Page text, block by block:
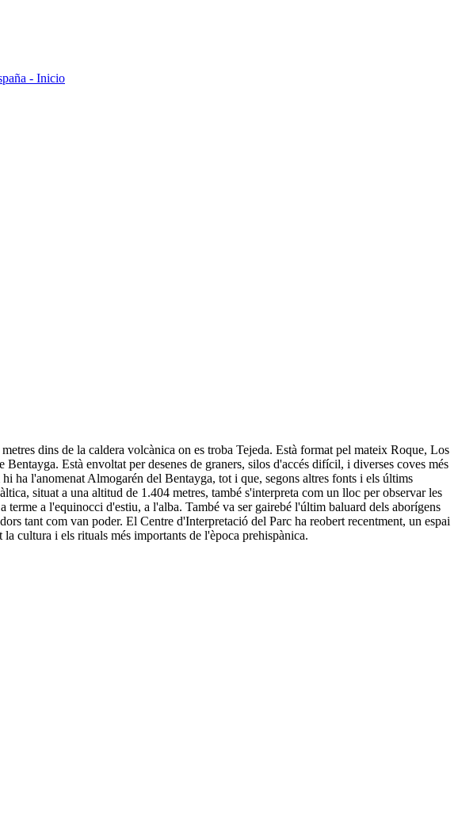
- Inicio
dins de la caldera volcànica on es troba Tejeda. Està format pel mateix Roque, Los
Està envoltat per desenes de graners, silos d'accés difícil, i diverses coves més
ha l'anomenat Almogarén del Bentayga, tot i que, segons altres fonts i els últims
situat a una altitud de 1.404 metres, també s'interpreta com un lloc per observar les
a l'equinocci d'estiu, a l'alba. També va ser gairebé l'últim baluard dels aborígens
tant com van poder. El Centre d'Interpretació del Parc ha reobert recentment, un espai
cultura i els rituals més importants de l'època prehispànica.